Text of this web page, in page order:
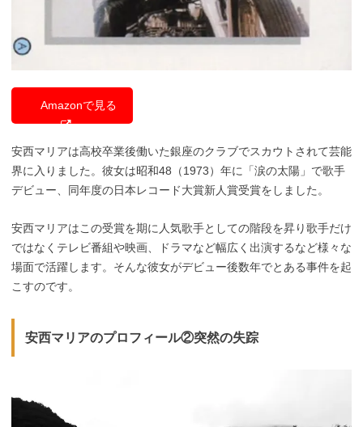
Amazonで見る
安西マリアは高校卒業後働いた銀座のクラブでスカウトされて芸能
界に入りました。彼女は昭和48（1973）年に「涙の太陽」で歌手
デビュー、同年度の日本レコード大賞新人賞受賞をしました。
安西マリアはこの受賞を期に人気歌手としての階段を昇り歌手だけ
ではなくテレビ番組や映画、ドラマなど幅広く出演するなど様々な
場面で活躍します。そんな彼女がデビュー後数年でとある事件を起
こすのです。
安西マリアのプロフィール②突然の失踪